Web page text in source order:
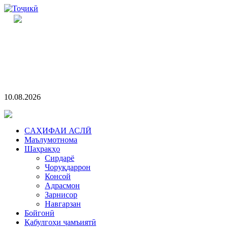
10.08.2026
CАҲИФАИ АСЛӢ
Маълумотнома
Шаҳракҳо
Сирдарё
Чоруқдаррон
Консой
Адрасмон
Зарнисор
Навгарзан
Бойгонӣ
Қабулгоҳи ҷамъиятӣ